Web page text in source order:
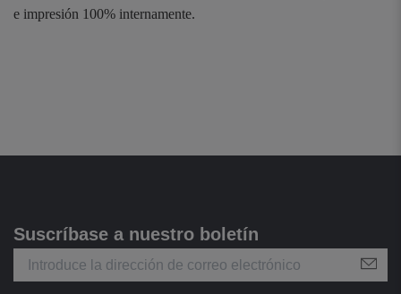
e impresión 100% internamente.
Suscríbase a nuestro boletín